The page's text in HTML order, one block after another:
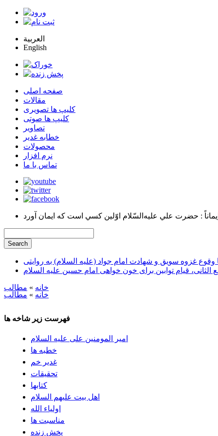
العربية
English
صفحه اصلی
مقالات
کلیپ ها تصویری
کلیپ ها صوتی
تصاویر
خطابه غدیر
محصولات
نرم افزار
تماس با ما
غزوه سویق و شهادت امام جواد (علیه السلام) به روایتی
الثانی، قیام توابین برای خون خواهی امام حسین علیه السلام
خانه » مطالب
خانه » مطالب
فهرست زیر شاخه ها
امیر المومنین علی علیه السلام
خطبه ها
غدیر خم
تحقيقات
كتابها
اهل بيت علیهم السلام
اولیاء الله
مناسبت ها